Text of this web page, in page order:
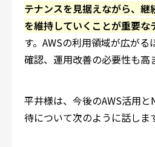
テナンスを見据えながら、継
を維持していくことが重要な
す。AWSの利用領域が広が
確認、運用改善の必要性も高
平井様は、今後のAWS活用
待について次のように話しま